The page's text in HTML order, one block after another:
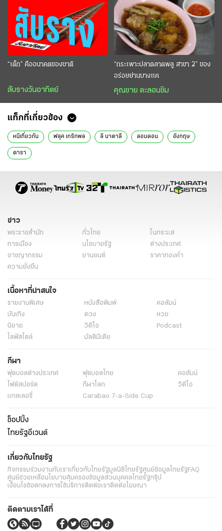
“เด็ก” คืออนาคตของชาติ
สับรางวันอาทิตย์
“กระเพาะปลาตลาดพลู สาขา 2” ของ
อร่อยย่านบางแค
คุณชาย ตะลอนชิม
แท็กที่เกี่ยวข้อง
หนีเที่ยวกัน ฟลุค เกริกพล ลี นาตาลี ลอนดอน อังกฤษ
ดารา
ข่าว
พระราชสำนัก ทั่วไทย
ในกระแส
การเมือง
นโยบายรัฐ
ต่างประเทศ
อาชญากรรม
ยานยนต์
ราคาทองคำ
ความยั่งยืน
เนื้อหาที่น่าสนใจ
รายงานพิเศษ หนังสือพิมพ์
คอลัมน์
บันเทิง
ดวง
หวย
นิยาย
วิดีโอ
Podcast
ไลฟ์สไตล์
มัลติมีเดีย
กีฬา
ฟุตบอลต่่างประเทศ ฟุตบอลไทย
คอลัมน์
ไฟต์สปอร์ต
กีฬาโลก
วิดีโอ
แกลเลอรี่
Carabao 7-a-Side Cup
ช็อปปิ้ง
ไทยรัฐอีเวนต์
เกี่ยวกับไทยรัฐ
กิจกรรมร่วมงานกับเราเกี่ยวกับไทยรัฐมูลนิธิไทยรัฐศูนย์ข้อมูลไทยรัฐFAQ
ศูนย์ช่วยเหลือนโยบายคุ้มครองข้อมูลส่วนบุคคลไทยรัฐกรุ๊ป
เงื่อนไขข้อตกลงการใช้บริการติดต่อเราติดต่อโฆษณา
ติดตามเราได้ที่